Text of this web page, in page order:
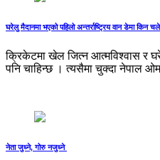
घरेलु मैदानमा भएको पहिलो अन्तर्राष्‍ट्रिय वान डेमा किन
क्रिकेटमा खेल जित्न आत्मविश्वास र
पनि चाहिन्छ । त्यसैमा चुक्दा नेपाल
नेता जुध्ने, गोरु नजुध्ने